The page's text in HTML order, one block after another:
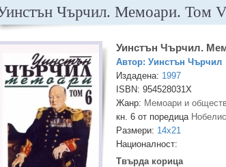
Чърчил. Мемоари. Том
Уинстън Чърчил.
Автор: Уинстън Чърчил
Издадена: 1997
ISBN: 954528031X
Жанр: Мемоари и
кн. 6 от поредица
Размери: 14x21
Националност:
Твърда корица